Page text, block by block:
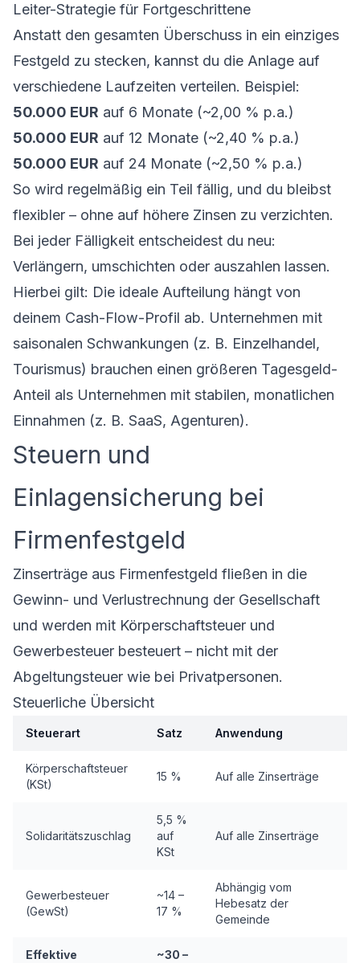
Leiter-Strategie für Fortgeschrittene
Anstatt den gesamten Überschuss in ein einziges
Festgeld zu stecken, kannst du die Anlage auf
verschiedene Laufzeiten verteilen. Beispiel:
50.000 EUR auf 6 Monate (~2,00 % p.a.)
50.000 EUR auf 12 Monate (~2,40 % p.a.)
50.000 EUR auf 24 Monate (~2,50 % p.a.)
So wird regelmäßig ein Teil fällig, und du bleibst
flexibler – ohne auf höhere Zinsen zu verzichten.
Bei jeder Fälligkeit entscheidest du neu:
Verlängern, umschichten oder auszahlen lassen.
Hierbei gilt: Die ideale Aufteilung hängt von
deinem Cash-Flow-Profil ab. Unternehmen mit
saisonalen Schwankungen (z. B. Einzelhandel,
Tourismus) brauchen einen größeren Tagesgeld-
Anteil als Unternehmen mit stabilen, monatlichen
Einnahmen (z. B. SaaS, Agenturen).
Steuern und
Einlagensicherung bei
Firmenfestgeld
Zinserträge aus Firmenfestgeld fließen in die
Gewinn- und Verlustrechnung der Gesellschaft
und werden mit Körperschaftsteuer und
Gewerbesteuer besteuert – nicht mit der
Abgeltungsteuer wie bei Privatpersonen.
Steuerliche Übersicht
Steuerart Satz Anwendung
Körperschaftsteuer
(KSt)
15 % Auf alle Zinserträge
Solidaritätszuschlag
5,5 %
auf
KSt
Auf alle Zinserträge
Gewerbesteuer
(GewSt)
~14 –
17 %
Abhängig vom
Hebesatz der
Gemeinde
Effektive
~30 –